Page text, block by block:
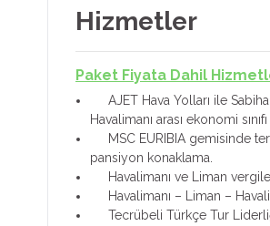
Hizmetler
Paket Fiyata Dahil
AJET Hava Yolları ile
Havalimanı arası ekonomi
MSC EURIBIA gemisinde
pansiyon konaklama.
Havalimanı ve Liman
Havalimanı – Liman –
Tecrübeli Türkçe Tur